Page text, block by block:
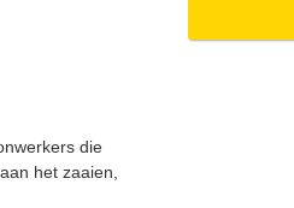
die
het zaaien,